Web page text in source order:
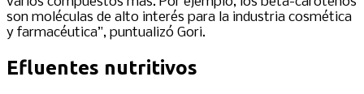
son moléculas de alto interés para la industria cosmética
y farmacéutica”, puntualizó Gori.
Efluentes nutritivos